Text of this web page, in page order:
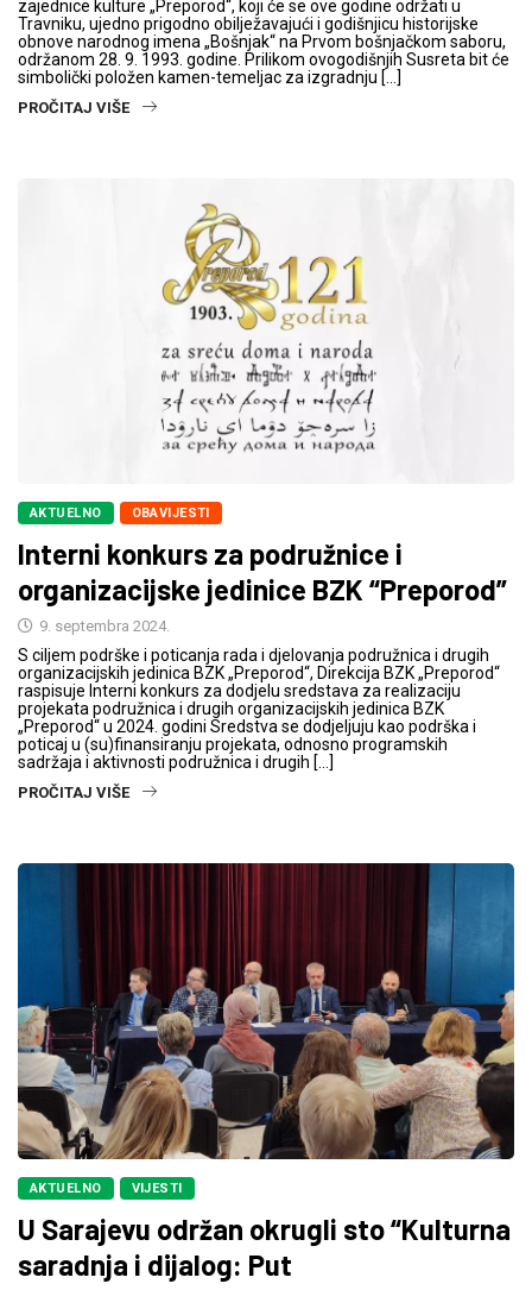
zajednice kulture „Preporod“, koji će se ove godine održati u
Travniku, ujedno prigodno obilježavajući i godišnjicu historijske
obnove narodnog imena „Bošnjak“ na Prvom bošnjačkom saboru,
održanom 28. 9. 1993. godine. Prilikom ovogodišnjih Susreta bit će
simbolički položen kamen-temeljac za izgradnju […]
PROČITAJ VIŠE
AKTUELNO OBAVIJESTI
Interni konkurs za podružnice i
organizacijske jedinice BZK “Preporod”
9. septembra 2024.
S ciljem podrške i poticanja rada i djelovanja podružnica i drugih
organizacijskih jedinica BZK „Preporod“, Direkcija BZK „Preporod“
raspisuje Interni konkurs za dodjelu sredstava za realizaciju
projekata podružnica i drugih organizacijskih jedinica BZK
„Preporod“ u 2024. godini Sredstva se dodjeljuju kao podrška i
poticaj u (su)finansiranju projekata, odnosno programskih
sadržaja i aktivnosti podružnica i drugih […]
PROČITAJ VIŠE
AKTUELNO VIJESTI
U Sarajevu održan okrugli sto “Kulturna
saradnja i dijalog: Put